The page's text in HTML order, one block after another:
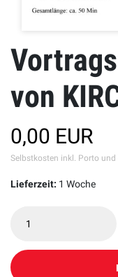
von
0,00 EUR
Selbstkosten inkl. Porto und
Lieferzeit: 1 Woche